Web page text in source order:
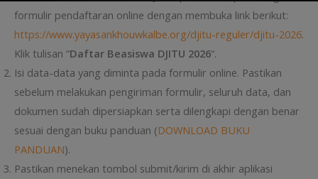
formulir pendaftaran online dengan membuka link berikut:
https://www.yayasankhouwkalbe.org/djitu-reguler/djitu-2026.
Klik tulisan “Daftar Beasiswa DJITU 2026“.
Isi data-data yang diminta pada formulir online. Pastikan
sebelum melakukan pengiriman formulir, seluruh data, dan
dokumen sudah dipersiapkan serta dilengkapi dengan benar
sesuai dengan buku panduan (DOWNLOAD BUKU
PANDUAN).
Pastikan menekan tombol submit/kirim di akhir aplikasi